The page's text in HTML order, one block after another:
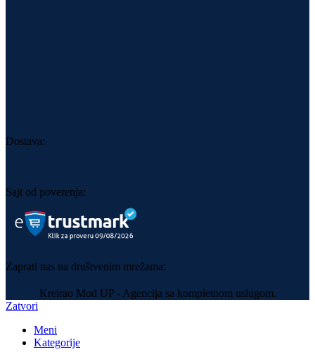
Dostava:
Sajt od poverenja:
Zaprati nas na društvenim mrežama:
Kreirao Mod UP - Agencija sa kompletnom uslugom.
Zatvori
Meni
Kategorije